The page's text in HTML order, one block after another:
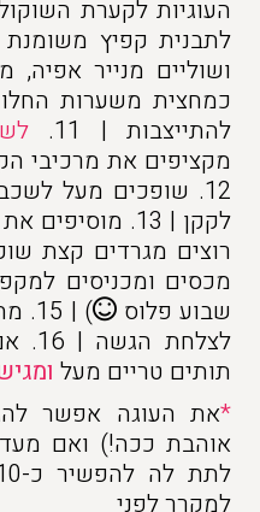
לתבנית קפיץ
להתייצבות | 11.
מקציפים את מרכיבי
12. שופכים מעל
לקקן | 13.
מכסים ומכניסים
שבוע פלוס
) |
תותים טריים מעל
*את העוגה אפשר
אוהבת ככה!) ואם
למקרר לפני